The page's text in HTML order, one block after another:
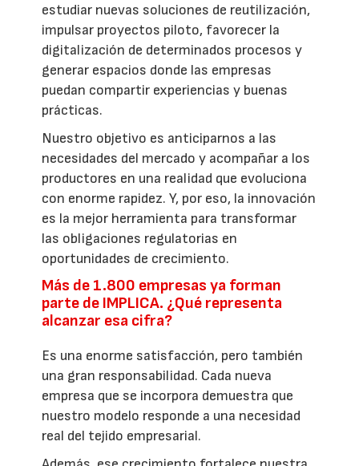
estudiar nuevas soluciones de reutilización,
impulsar proyectos piloto, favorecer la
digitalización de determinados procesos y
generar espacios donde las empresas
puedan compartir experiencias y buenas
prácticas.
Nuestro objetivo es anticiparnos a las
necesidades del mercado y acompañar a los
productores en una realidad que evoluciona
con enorme rapidez. Y, por eso, la innovación
es la mejor herramienta para transformar
las obligaciones regulatorias en
oportunidades de crecimiento.
Más de 1.800 empresas ya forman
parte de IMPLICA. ¿Qué representa
alcanzar esa cifra?
Es una enorme satisfacción, pero también
una gran responsabilidad. Cada nueva
empresa que se incorpora demuestra que
nuestro modelo responde a una necesidad
real del tejido empresarial.